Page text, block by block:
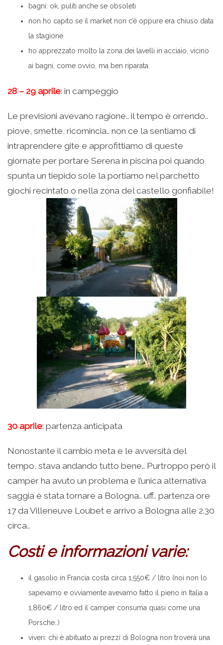
bagni: ok, puliti anche se obsoleti
non ho capito se il market non c’è oppure era chiuso data
la stagione
ho apprezzato molto la zona dei lavelli in acciaio, vicino
ai bagni, come ovvio, ma ben riparata.
28 – 29 aprile: in campeggio
Le previsioni avevano ragione.. il tempo è orrendo..
piove, smette, ricomincia.. non ce la sentiamo di
intraprendere gite e approfittiamo di queste
giornate per portare Serena in piscina poi quando
spunta un tiepido sole la portiamo nel parchetto
giochi recintato o nella zona del castello gonfiabile!
30 aprile: partenza anticipata
Nonostante il cambio meta e le avversità del
tempo, stava andando tutto bene.. Purtroppo però il
camper ha avuto un problema e l’unica alternativa
saggia è stata tornare a Bologna.. uff.. partenza ore
17 da Villeneuve Loubet e arrivo a Bologna alle 2.30
circa..
Costi e informazioni varie:
il gasolio in Francia costa circa 1,550€ / litro (noi non lo
sapevamo e ovviamente avevamo fatto il pieno in Italia a
1,860€ / litro ed il camper consuma quasi come una
Porsche..)
viveri: chi è abituato ai prezzi di Bologna non troverà una